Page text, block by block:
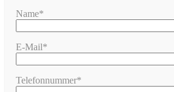
Name*
E-Mail*
Telefonnummer*